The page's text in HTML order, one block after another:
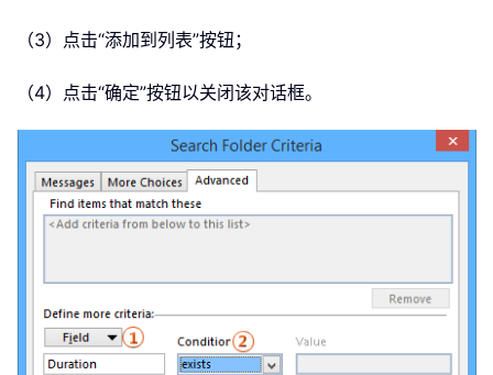
（3）点击“添加到列表”按钮；
（4）点击“确定”按钮以关闭该对话框。